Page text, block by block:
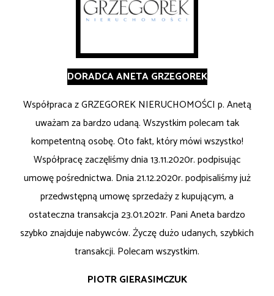
DORADCA ANETA GRZEGOREK
Współpraca z GRZEGOREK NIERUCHOMOŚCI p. Anetą
uważam za bardzo udaną. Wszystkim polecam tak
kompetentną osobę. Oto fakt, który mówi wszystko!
Współpracę zaczęliśmy dnia 13.11.2020r. podpisując
umowę pośrednictwa. Dnia 21.12.2020r. podpisaliśmy już
przedwstępną umowę sprzedaży z kupującym, a
ostateczna transakcja 23.01.2021r. Pani Aneta bardzo
szybko znajduje nabywców. Życzę dużo udanych, szybkich
transakcji. Polecam wszystkim.
PIOTR GIERASIMCZUK